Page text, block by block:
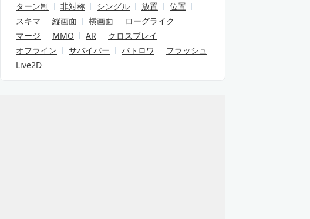
ターン制
非対称 シングル 放置
位置
スキマ
縦画面 横画面
ローグライク
マージ
MMO AR
クロスプレイ
オフライン
サバイバー バトロワ
フラッシュ
Live2D